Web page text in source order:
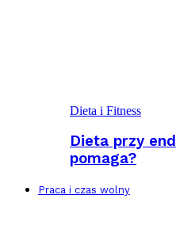
Dieta i Fitness
Dieta przy
pomaga?
Praca i czas wolny